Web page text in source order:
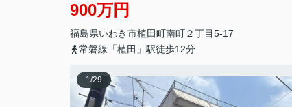
900万円
福島県いわき市植田町南町２丁目5-17
常磐線「植田」駅徒歩12分
1/29